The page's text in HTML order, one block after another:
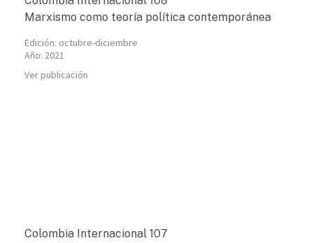
Marxismo como teoría política contemporánea
Edición: octubre-diciembre
Año: 2021
Ver publicación
Colombia Internacional 107